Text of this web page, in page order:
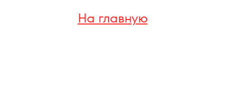
На главную